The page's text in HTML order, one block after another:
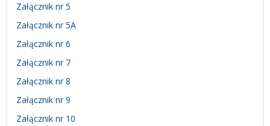
Załącznik nr 5
Załącznik nr 5A
Załącznik nr 6
Załącznik nr 7
Załącznik nr 8
Załącznik nr 9
Załącznik nr 10